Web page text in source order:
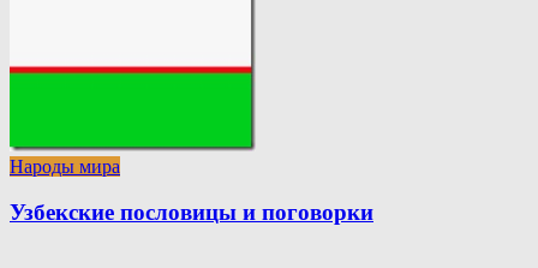
Народы мира
Узбекские пословицы и поговорки